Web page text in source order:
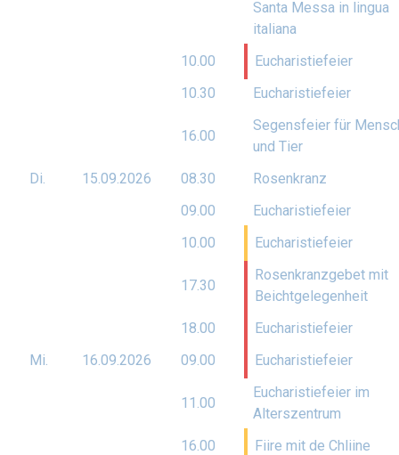
Santa Messa in lingua
italiana
10.00
Eucharistiefeier
10.30
Eucharistiefeier
16.00
Segensfeier für
und Tier
Di.
15.09.2026 08.30
Rosenkranz
09.00
Eucharistiefeier
10.00
Eucharistiefeier
17.30
Rosenkranzgebet mit
Beichtgelegenheit
18.00
Eucharistiefeier
Mi.
16.09.2026 09.00 Eucharistiefeier
11.00
Eucharistiefeier im
Alterszentrum
16.00
Fiire mit de Chliine